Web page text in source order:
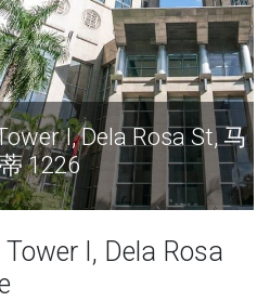
I, Dela Rosa St, 马
1226
I, Dela Rosa